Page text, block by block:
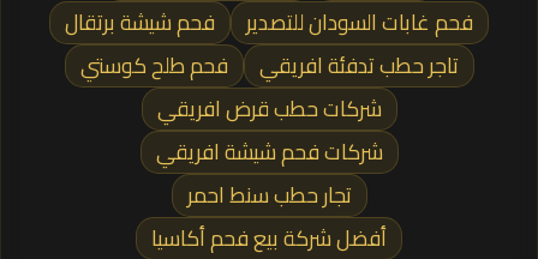
فحم غابات السودان للتصدير
فحم شيشة برتقال
تاجر حطب تدفئة افريقي
فحم طلح كوستي
شركات حطب قرض افريقي
شركات فحم شيشة افريقي
تجار حطب سنط احمر
أفضل شركة بيع فحم أكاسيا